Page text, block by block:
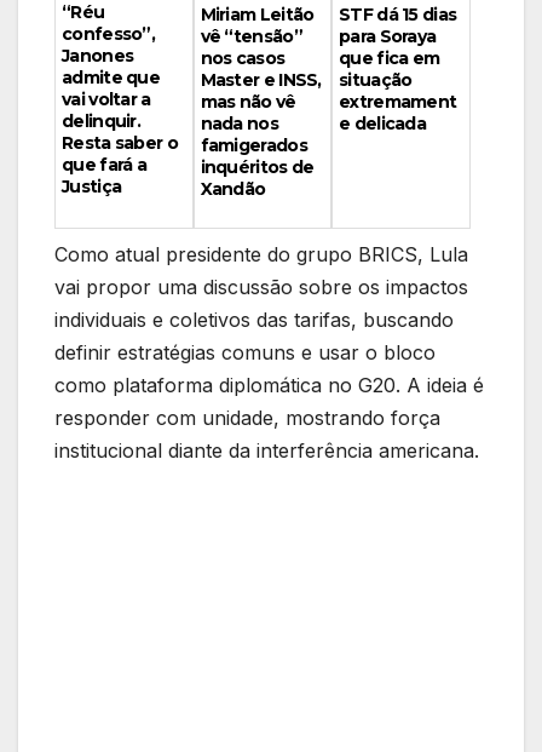
“Réu
confesso”,
Janones
admite que
vai voltar a
delinquir.
Resta saber o
que fará a
Justiça
Miriam Leitão
vê “tensão”
nos casos
Master e INSS,
mas não vê
nada nos
famigerados
inquéritos de
Xandão
STF dá 15 dias
para Soraya
que fica em
situação
extremament
e delicada
Como atual presidente do grupo BRICS, Lula
vai propor uma discussão sobre os impactos
individuais e coletivos das tarifas, buscando
definir estratégias comuns e usar o bloco
como plataforma diplomática no G20. A ideia é
responder com unidade, mostrando força
institucional diante da interferência americana.